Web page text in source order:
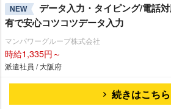
NEW
データ入力・タイピング/電話
有で安心コツコツデータ入力
マンパワーグループ株式会社
時給1,335円～
派遣社員 / 大阪府
続きはこちら